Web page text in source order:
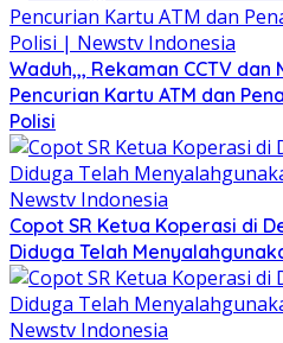
Waduh,,, Rekaman CCTV dan
Pencurian Kartu ATM dan
Polisi
Copot SR Ketua Koperasi di
Diduga Telah